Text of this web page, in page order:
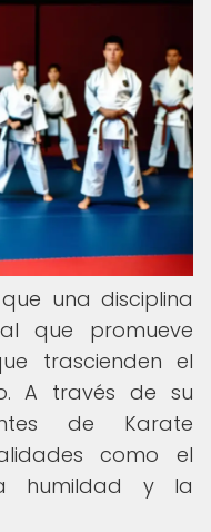
una disciplina
que promueve
trascienden el
A través de su
de Karate
como el
humildad y la